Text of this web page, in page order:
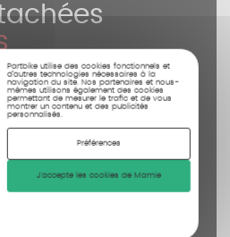
Partbike utilise des cookies fonctionnels et
d’autres technologies nécessaires à la
navigation du site. Nos partenaires et nous-
mêmes utilisons également des cookies
permettant de mesurer le trafic et de vous
montrer un contenu et des publicités
personnalisés.
Préférences
J'accepte les cookies de Mamie